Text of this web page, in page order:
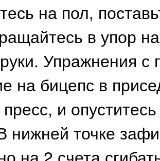
на пол,
в упор
Упражнения
на бицепс в
пресс, и
нижней точке